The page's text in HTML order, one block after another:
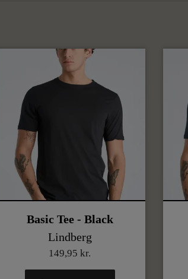
Basic Tee - Black
Lindberg
149,95 kr.